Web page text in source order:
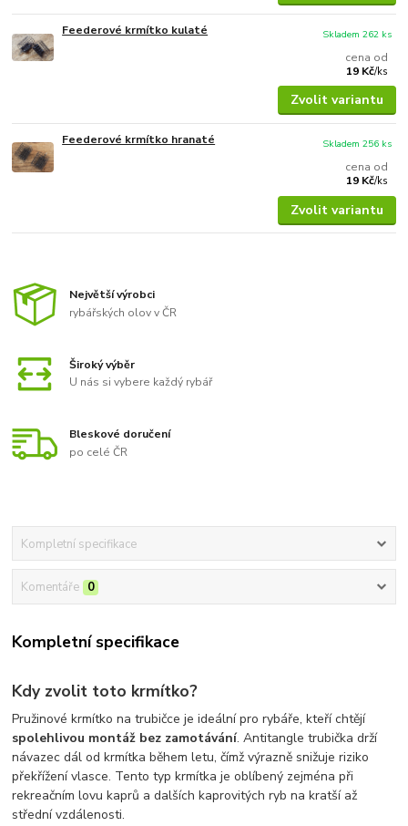
Feederové krmítko kulaté
cena od
19 Kč/ks
Skladem 262 ks
Zvolit variantu
Feederové krmítko hranaté
cena od
19 Kč/ks
Skladem 256 ks
Zvolit variantu
Největší výrobci
rybářských olov v ČR
Široký výběr
U nás si vybere každý rybář
Bleskové doručení
po celé ČR
Kompletní specifikace
Komentáře 0
Kompletní specifikace
Kdy zvolit toto krmítko?
Pružinové krmítko na trubičce je ideální pro rybáře, kteří chtějí
spolehlivou montáž bez zamotávání. Antitangle trubička drží
návazec dál od krmítka během letu, čímž výrazně snižuje riziko
překřížení vlasce. Tento typ krmítka je oblíbený zejména při
rekreačním lovu kaprů a dalších kaprovitých ryb na kratší až
střední vzdálenosti.